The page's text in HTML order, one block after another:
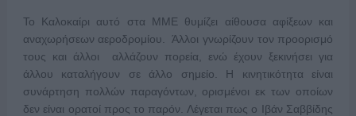
Το Καλοκαίρι αυτό στα ΜΜΕ θυμίζει αίθουσα αφίξεων και
αναχωρήσεων αεροδρομίου. Άλλοι γνωρίζουν τον προορισμό
τους και άλλοι αλλάζουν πορεία, ενώ έχουν ξεκινήσει για
άλλου καταλήγουν σε άλλο σημείο. Η κινητικότητα είναι
συνάρτηση πολλών παραγόντων, ορισμένοι εκ των οποίων
δεν είναι ορατοί προς το παρόν. Λέγεται πως ο Ιβάν Σαββίδης